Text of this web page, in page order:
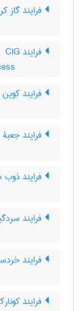
فرایند
فرایند CIG
فرایند کوین
فرایند
فرایند
فرایند
فرایند
فرایند